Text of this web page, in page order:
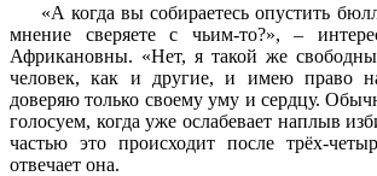
«А когда вы собираетесь опустить
мнение сверяете с чьим-то?», –
Африкановны. «Нет, я такой же
человек, как и другие, и имею право
доверяю только своему уму и сердцу.
голосуем, когда уже ослабевает наплыв
частью это происходит после трёх-
отвечает она.